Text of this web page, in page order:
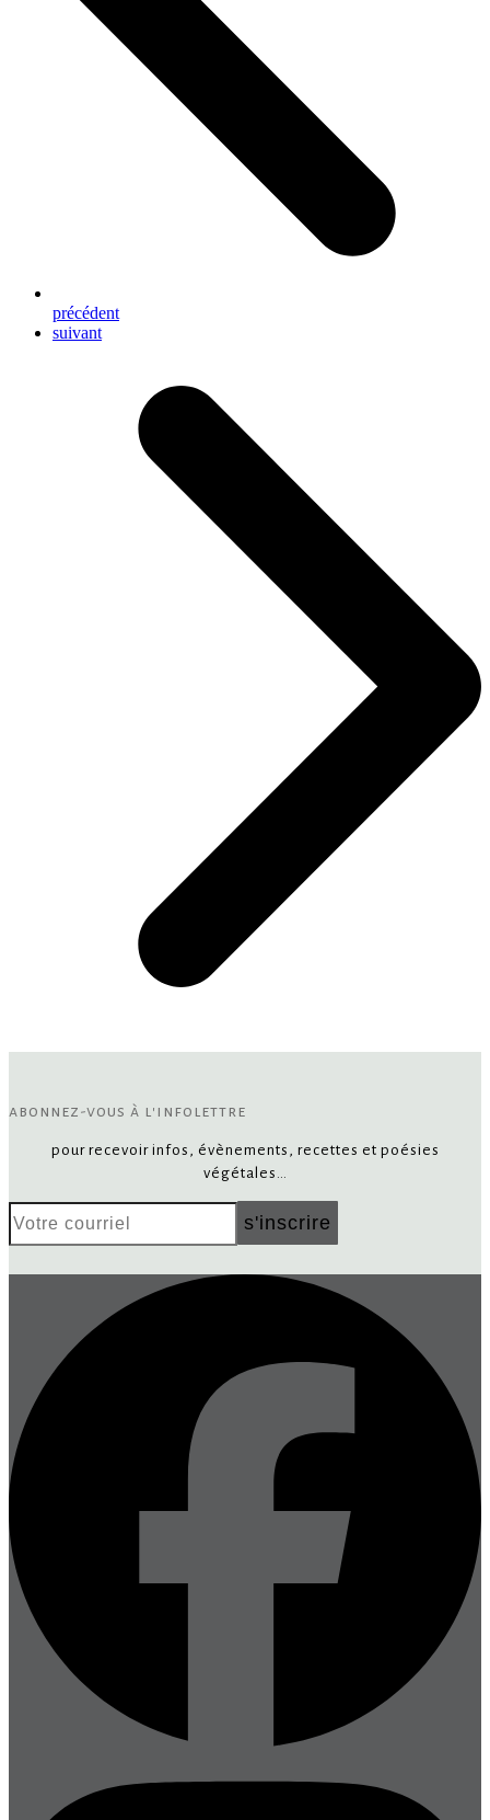
précédent
next
suivant
abonnez-vous à l'infolettre
pour recevoir infos, évènements, recettes et poésies
végétales…
Votre
courriel
s'inscrire